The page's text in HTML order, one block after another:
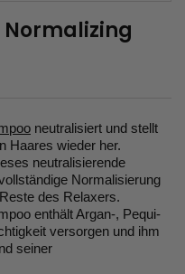
neutralisiert und stellt
Haares wieder her.
neutralisierende
Normalisierung
des Relaxers.
enthält Argan-, Pequi-
versorgen und ihm
seiner